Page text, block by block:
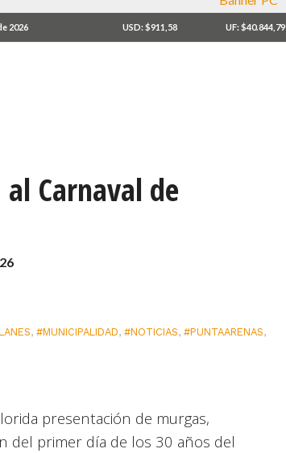
2026 USD: $911,58 UF: $40.844,79
Carnaval de
,#MUNICIPALIDAD,#NOTICIAS,#PUNTAARENAS,
presentación de murgas,
del primer día de los 30 años del